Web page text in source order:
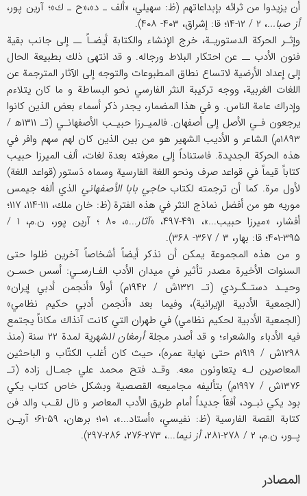
أن يزيدوا من ثرائه بإبداعاتهم (ظ: سهيلي، «ألف ـ د»،«ح ـ ك»؛ آرين پور،
أز صبا...، ۲ / ۱۲-۱۴؛ قا: إشراق، ۴۰۳- ۴۰۸).
وإثـر الحركة الدستوريـة، خرج الإنشاء والكتابة أيضـاً ــ إلى جانب بقية
فنون الأدب ــ عن احتكار البلاط ورجاله. و قد انتهى ذلك بطبيعة الحال
إلى إعداد الأرضية لاتساع نطاق المطبوعات والتوجه إلى الآثار المترجمة عن
اللغات الغربية، ووجه تركيبة النثر الفارسي نحو البساطة و ما كان يتلاءم
وإدراك عامة الناس. و في هذا المضمار، يجدر ذكر أسماء بعض الذين كانوا
يرجعون فـي الأصل إلى أصفهان. فالميـرزا حبيـب الأصفهانـي (تـ ۱۳۱۱ه‍ /
۱۸۹۳م) الشاعر و الأديب الشهير هو من بين الذين كان لهم سهم وافر في
هذه الحركة الجديدة. فاستناداً إلى معرفته بعدة لغات، ألف الميرزا حبيب
كتاباً قيماً في قواعد صرف ونحو اللغة الفارسية وسماه دَستور (قواعد اللغة)
لأول مرة. كما أن ترجمته لكتابحاجي بابا الأصفهاني الذي ألفه جيمس
موريه هو من أفضل نماذج النثر في هذه الفترة (ظ: خان ملك، ۱۱۱-۱۱۴، ۱۱۷؛
أفشار، «ميرزا حبيب...»، ۴۹۱-۴۹۷، «
آثار
...»، ۸۰ ؛ آرين پور، ن.م، ۱ /
۳۹۵-۴۰۱؛ قا: بهار، ۳ / ۳۶۷- ۳۶۸).
و من هذه المجموعة يمكن أن نذكر أيضاً أشخاصاً آخرين ظلوا حتى
السنوات الأخيرة مصدر تأثير في ميدان الأدب الفـارسـي: أسس حسـن
وحيـد دستـگـردي (تـ ۱۳۲۱ش / ۱۹۴۲م) أولاً «أنجمن أدبي إيران»
(الجمعية الأدبية الإيرانية)، وفيما بعد «أنجمن أدبي حكيم نظامي»
(الجمعية الأدبية لحكيم نظامي) في طهران التي كانت آنذاك مكاناً يجتمع
فيه الأدباء والشعراء؛ و قد أصدر مجلةأرمغان ا
لشهرية لمدة ۲۲ سنة (منذ
۱۲۹۸ش / ۱۹۱۹م حتى نهاية عمره)، حيث كان أغلب الكتّاب و الباحثين
المعاصرين لـه يتعاونون معه. وقـد فتح محمد علي جمـال زاده (تـ
۱۳۷۶ش / ۱۹۹۷م) بتأليفه مجاميعه القصصية وبشكل خاص كتاب يكي
بود يكي نبـود، أفقاً جديداً أمام طريق الأدب المعاصر و نال لقـب والد فن
كتابة القصة الفارسية (ظ: نفيسي، «أستاد...»، ۱۰۱؛ برهان، ۵۹-۶۱؛ آريـن
پـور، ن.م، ۲ / ۲۷۸-۲۸۱،
أز نيما...، ۲۷۳-۲۷۶، ۲۸۶-۲۹۷).
المصادر